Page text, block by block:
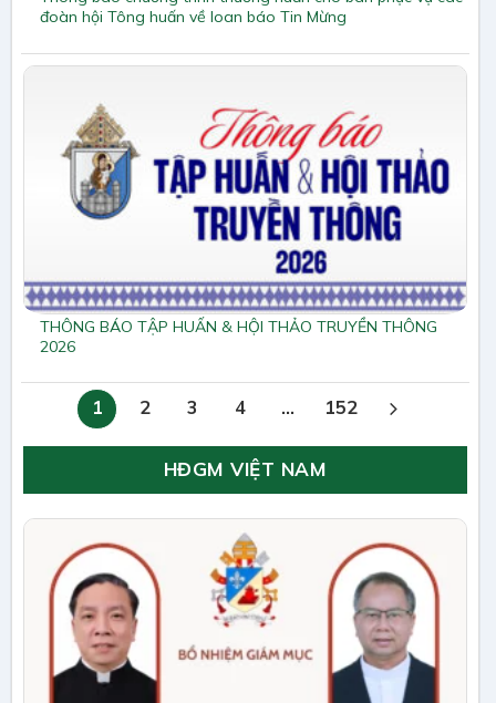
đoàn hội Tông huấn về loan báo Tin Mừng
THÔNG BÁO TẬP HUẤN & HỘI THẢO TRUYỀN THÔNG
2026
1 2 3 4 … 152
HĐGM VIỆT NAM